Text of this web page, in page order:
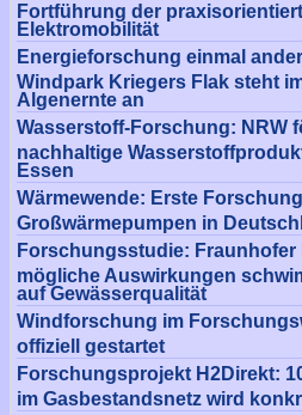
Fortführung der
Elektromobilität
Energieforschung einmal
Windpark Kriegers Flak steht
Algenernte an
Wasserstoff-Forschung: NRW
nachhaltige
Essen
Wärmewende: Erste
Großwärmepumpen in
Forschungsstudie: Fraunhofer
mögliche Auswirkungen
auf Gewässerqualität
Windforschung im
offiziell gestartet
Forschungsprojekt H2Direkt:
im Gasbestandsnetz wird